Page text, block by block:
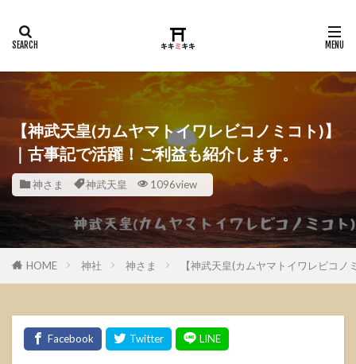
【神武天皇(カムヤマトイワレビコノミコト)】
｜古事記で活躍！ご利益も紹介します。
神さま 神武天皇 1096view
HOME 神社 神さま 【神武天皇(カムヤマトイワレビコ